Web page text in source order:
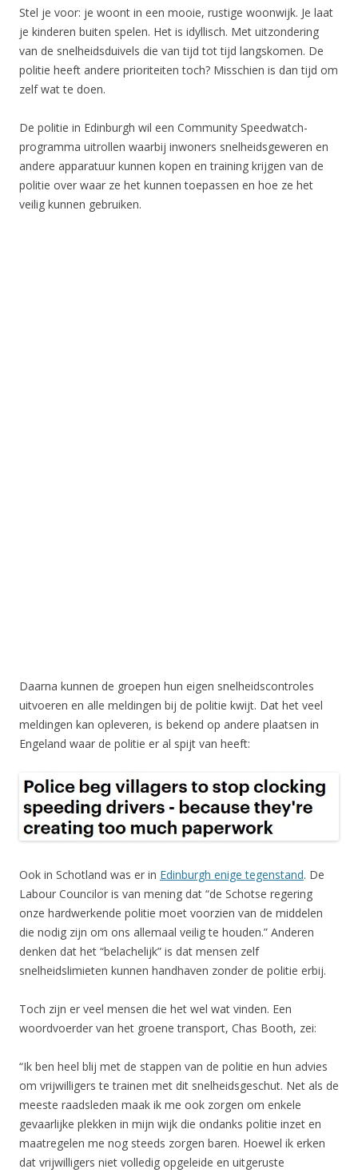
Stel je voor: je woont in een mooie, rustige woonwijk. Je laat
je kinderen buiten spelen. Het is idyllisch. Met uitzondering
van de snelheidsduivels die van tijd tot tijd langskomen. De
politie heeft andere prioriteiten toch? Misschien is dan tijd om
zelf wat te doen.
De politie in Edinburgh wil een Community Speedwatch-
programma uitrollen waarbij inwoners snelheidsgeweren en
andere apparatuur kunnen kopen en training krijgen van de
politie over waar ze het kunnen toepassen en hoe ze het
veilig kunnen gebruiken.
Daarna kunnen de groepen hun eigen snelheidscontroles
uitvoeren en alle meldingen bij de politie kwijt. Dat het veel
meldingen kan opleveren, is bekend op andere plaatsen in
Engeland waar de politie er al spijt van heeft:
Ook in Schotland was er in Edinburgh enige tegenstand. De
Labour Councilor is van mening dat “de Schotse regering
onze hardwerkende politie moet voorzien van de middelen
die nodig zijn om ons allemaal veilig te houden.” Anderen
denken dat het “belachelijk” is dat mensen zelf
snelheidslimieten kunnen handhaven zonder de politie erbij.
Toch zijn er veel mensen die het wel wat vinden. Een
woordvoerder van het groene transport, Chas Booth, zei:
“Ik ben heel blij met de stappen van de politie en hun advies
om vrijwilligers te trainen met dit snelheidsgeschut. Net als de
meeste raadsleden maak ik me ook zorgen om enkele
gevaarlijke plekken in mijn wijk die ondanks politie inzet en
maatregelen me nog steeds zorgen baren. Hoewel ik erken
dat vrijwilligers niet volledig opgeleide en uitgeruste